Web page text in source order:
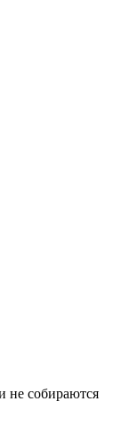
не собираются